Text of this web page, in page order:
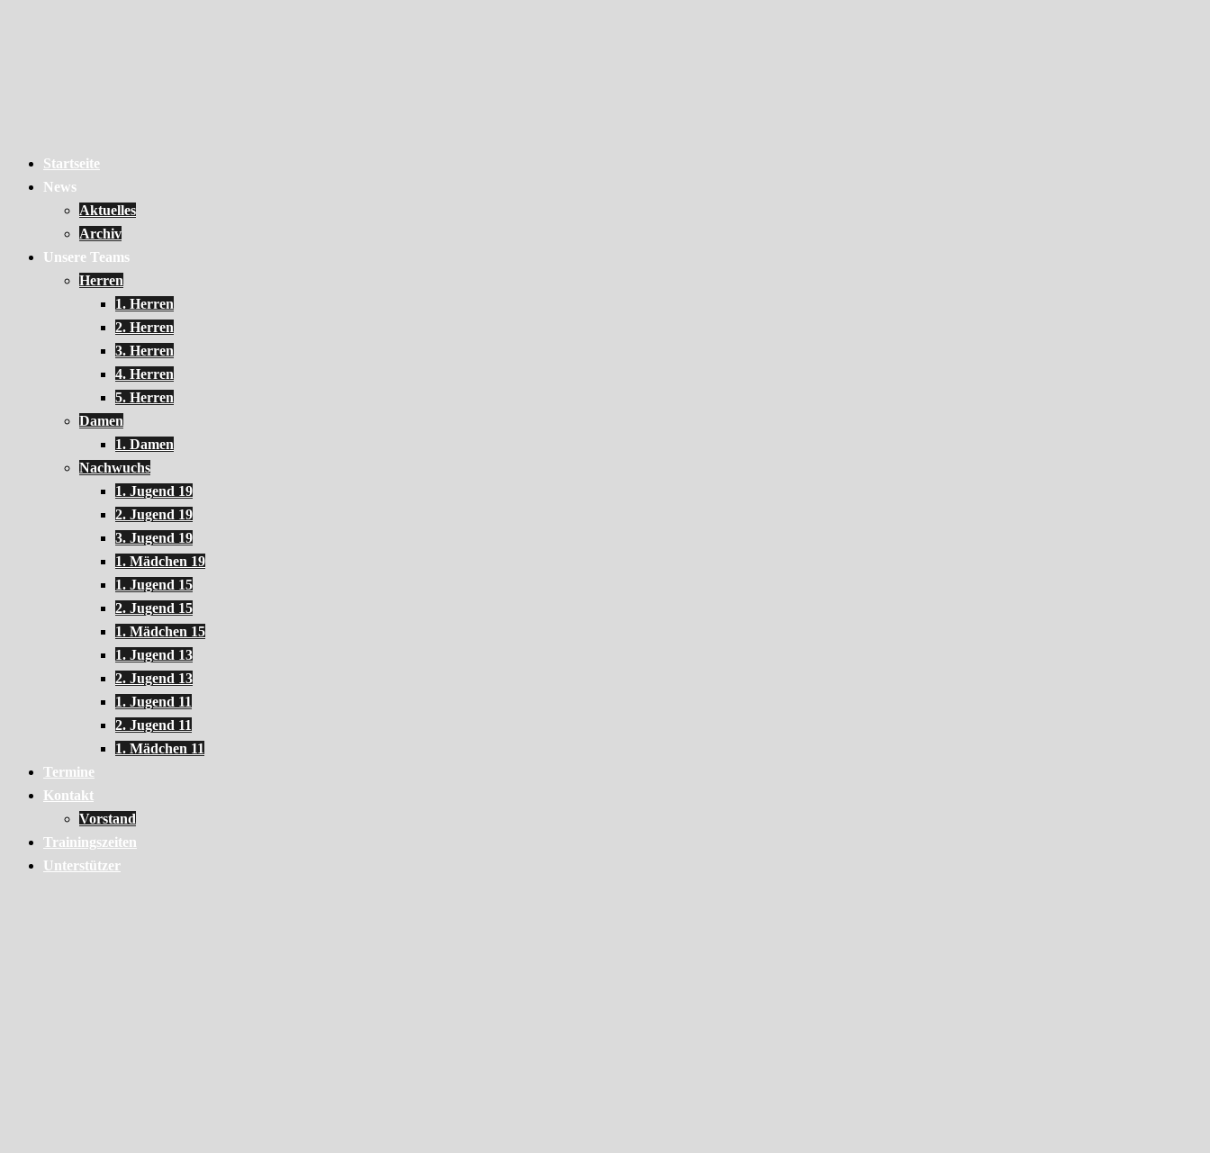
Startseite
News
Aktuelles
Archiv
Unsere Teams
Herren
1. Herren
2. Herren
3. Herren
4. Herren
5. Herren
Damen
1. Damen
Nachwuchs
1. Jugend 19
2. Jugend 19
3. Jugend 19
1. Mädchen 19
1. Jugend 15
2. Jugend 15
1. Mädchen 15
1. Jugend 13
2. Jugend 13
1. Jugend 11
2. Jugend 11
1. Mädchen 11
Termine
Kontakt
Vorstand
Trainingszeiten
Unterstützer